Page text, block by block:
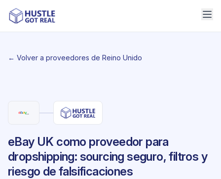
← Volver a proveedores de Reino Unido
eBay UK como proveedor para
dropshipping: sourcing seguro, filtros y
riesgo de falsificaciones